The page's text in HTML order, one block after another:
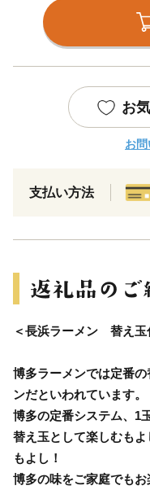
お
お
支払い方法
＜長浜ラーメン 替え玉
博多ラーメンでは定番
ンだといわれています。
博多の定番システム、1
替え玉として楽しむも
もよし！
博多の味をご家庭でもお